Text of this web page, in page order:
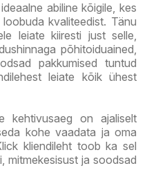
abiline kõigile, kes
kvaliteedist. Tänu
leiate kiiresti just selle,
põhitoiduained,
pakkumised tuntud
leiate kõik ühest
kehtivusaeg on ajaliselt
kohe vaadata ja oma
kliendileht toob ka sel
mitmekesisust ja soodsad